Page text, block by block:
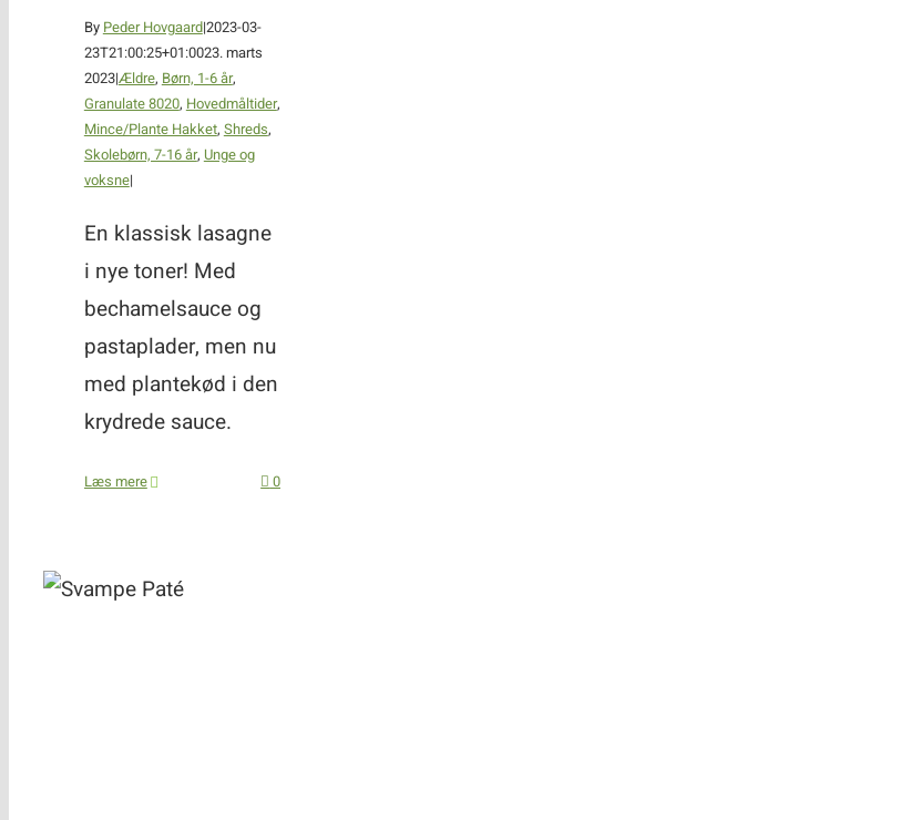
By Peder Hovgaard|2023-03-
23T21:00:25+01:0023. marts
2023|Ældre, Børn, 1-6 år,
Granulate 8020, Hovedmåltider,
Mince/Plante Hakket, Shreds,
Skolebørn, 7-16 år, Unge og
voksne|
En klassisk lasagne
i nye toner! Med
bechamelsauce og
pastaplader, men nu
med plantekød i den
krydrede sauce.
Læs mere 0